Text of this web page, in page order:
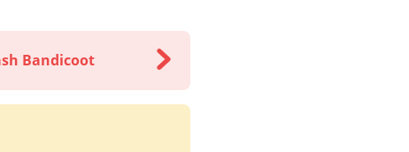
Bandicoot